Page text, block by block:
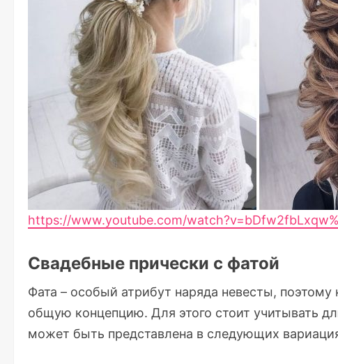
https://www.youtube.com/
Свадебные прически с фатой
Фата – особый атрибут наряда невесты,
общую концепцию. Для этого стоит учитывать
может быть представлена в следующих